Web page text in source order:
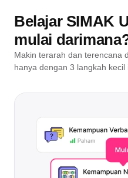
Belajar SIMAK
mulai
Makin terarah dan terencana
hanya dengan 3 langkah kecil